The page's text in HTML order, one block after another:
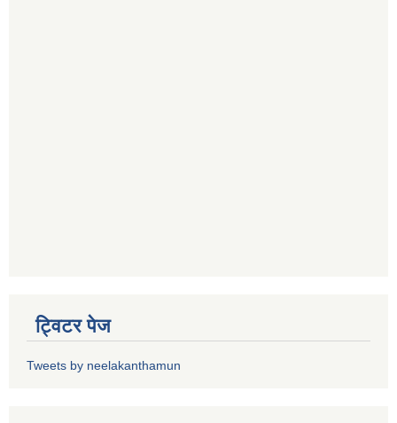
ट्विटर पेज
Tweets by neelakanthamun